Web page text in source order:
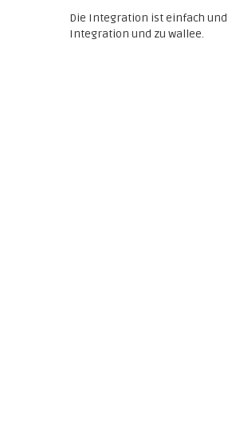
Die Integration ist einfach
Integration und zu wallee.